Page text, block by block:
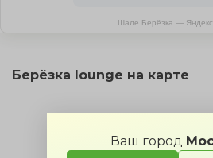
Ваш город
Шале Берёзка —
Берёзка lounge на карте